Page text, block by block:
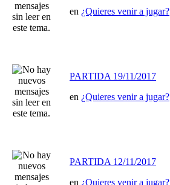
en ¿Quieres venir a jugar?
PARTIDA 19/11/2017
en ¿Quieres venir a jugar?
PARTIDA 12/11/2017
en ¿Quieres venir a jugar?